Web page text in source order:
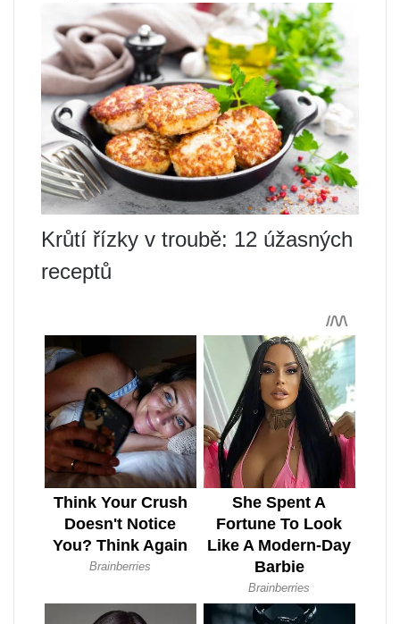
Krůtí řízky v troubě: 12 úžasných
receptů